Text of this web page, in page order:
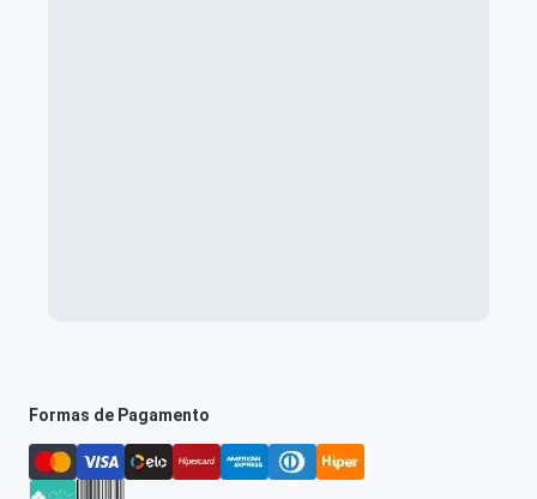
Formas de Pagamento